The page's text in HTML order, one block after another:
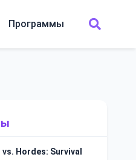
Программы
vs. Hordes: Survival